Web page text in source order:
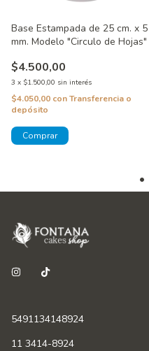
Base Estampada de 25 cm. x 5
mm. Modelo "Circulo de Hojas"
$4.500,00
3 x $1.500,00 sin interés
$4.050,00 conTransferencia o
depósito
5491134148924
11 3414-8924